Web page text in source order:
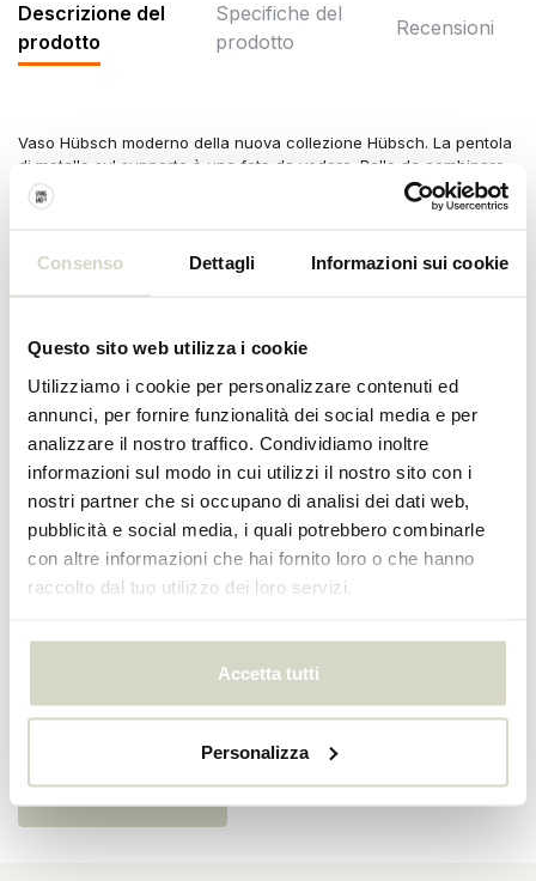
Consenso Dettagli Informazioni sui cookie
Questo sito web utilizza i cookie
Utilizziamo i cookie per personalizzare contenuti ed
annunci, per fornire funzionalità dei social media e per
analizzare il nostro traffico. Condividiamo inoltre
informazioni sul modo in cui utilizzi il nostro sito con i
nostri partner che si occupano di analisi dei dati web,
pubblicità e social media, i quali potrebbero combinarle
con altre informazioni che hai fornito loro o che hanno
raccolto dal tuo utilizzo dei loro servizi.
Accetta tutti
Personalizza
Descrizione del
prodotto
Specifiche del
prodotto
Recensioni
Vaso Hübsch moderno della nuova collezione Hübsch. La pentola
di metallo sul supporto è una foto da vedere. Bello da combinare
con altri articoli della nuova collezione Hubsch. Dimensioni
ø28xh100cm
Dimensioni: ø28xh100cm
Materiale: metallo
Colore: grigio
SPECIFICHE DEL PRODOTTO
Numero dell'articolo 021219
SKU
EAN 5712772103906